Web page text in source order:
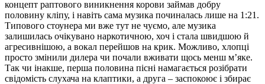
концепт раптового виникнення корови займав добру
половину кліпу, і навіть сама музика починалась лише на 1:21.
Типового стоунера ми вже тут не чуємо, але музика
залишилась очікувано наркотичною, хоч і стала швидшою й
агресивнішою, а вокал перейшов на крик. Можливо, хлопці
просто змінили дилера чи почали вживати щось менш м’яке.
Так чи інакше, перша половина пісні намагається розібрати
свідомість слухача на клаптики, а друга – заспокоює і збирає